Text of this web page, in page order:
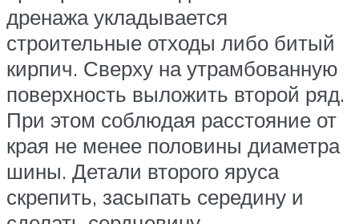
дренажа укладывается
строительные отходы либо битый
кирпич. Сверху на утрамбованную
поверхность выложить второй ряд.
При этом соблюдая расстояние от
края не менее половины диаметра
шины. Детали второго яруса
скрепить, засыпать середину и